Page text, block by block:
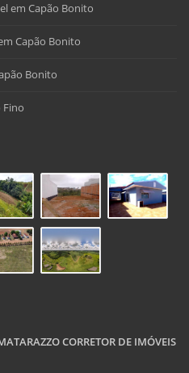
em Capão Bonito
Capão Bonito
Bonito
Fino
CORRETOR DE IMÓVEIS